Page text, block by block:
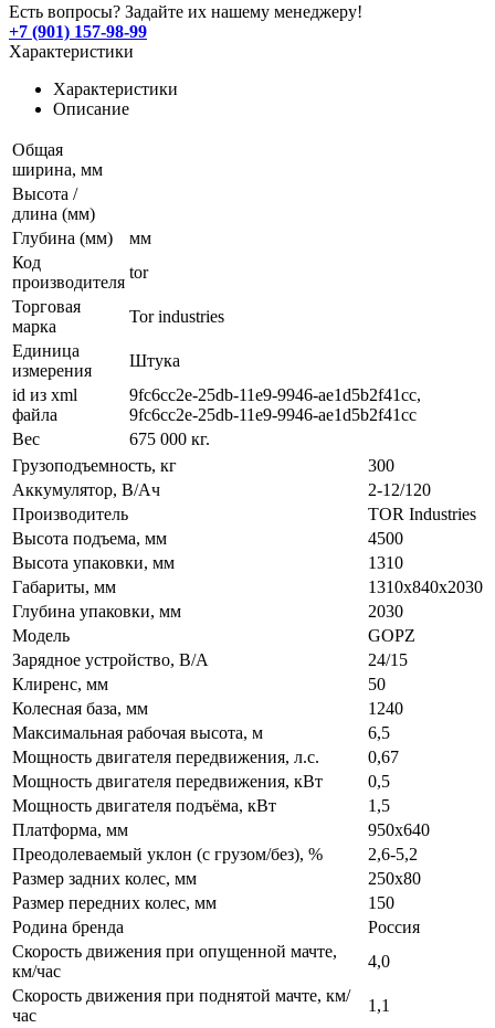
Есть вопросы? Задайте их нашему менеджеру!
+7 (901) 157-98-99
Характеристики
Характеристики
Описание
Общая
ширина, мм
Высота /
длина (мм)
Глубина (мм)
мм
Код
производителя
tor
Торговая
марка
Tor industries
Единица
измерения
Штука
id из xml
файла
9fc6cc2e-25db-11e9-9946-ae1d5b2f41cc,
9fc6cc2e-25db-11e9-9946-ae1d5b2f41cc
Вес
675 000 кг.
Грузоподъемность, кг
300
Аккумулятор, В/Ач
2-12/120
Производитель
TOR Industries
Высота подъема, мм
4500
Высота упаковки, мм
1310
Габариты, мм
1310х840х2030
Глубина упаковки, мм
2030
Модель
GOPZ
Зарядное устройство, В/А
24/15
Клиренс, мм
50
Колесная база, мм
1240
Максимальная рабочая высота, м
6,5
Мощность двигателя передвижения, л.с.
0,67
Мощность двигателя передвижения, кВт
0,5
Мощность двигателя подъёма, кВт
1,5
Платформа, мм
950х640
Преодолеваемый уклон (с грузом/без), %
2,6-5,2
Размер задних колес, мм
250х80
Размер передних колес, мм
150
Родина бренда
Россия
Скорость движения при опущенной мачте,
км/час
4,0
Скорость движения при поднятой мачте, км/
час
1,1